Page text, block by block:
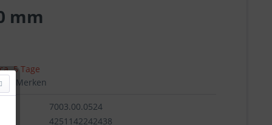
mm
5 Tage
Merken
7003.00.0524
4251142242438